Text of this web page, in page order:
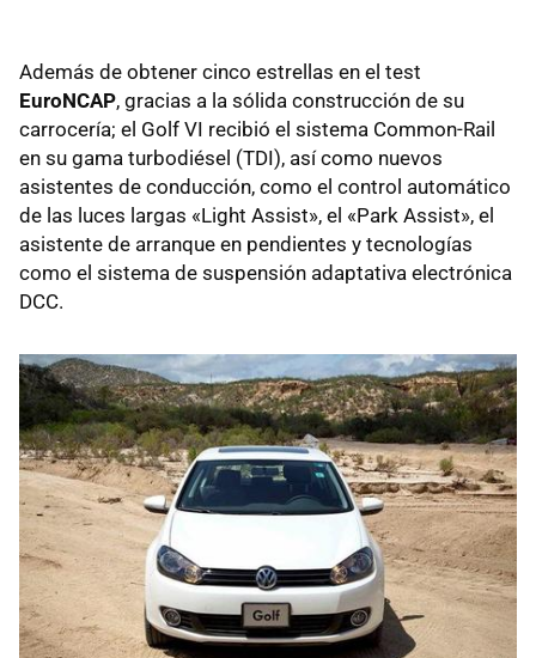
Además de obtener cinco estrellas en el test
EuroNCAP, gracias a la sólida construcción de su
carrocería; el Golf VI recibió el sistema Common-Rail
en su gama turbodiésel (TDI), así como nuevos
asistentes de conducción, como el control automático
de las luces largas «Light Assist», el «Park Assist», el
asistente de arranque en pendientes y tecnologías
como el sistema de suspensión adaptativa electrónica
DCC.